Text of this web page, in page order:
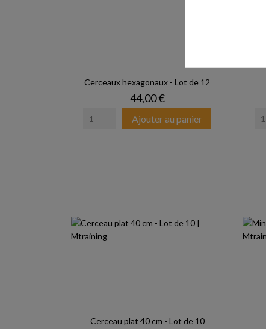
Cerceaux hexagonaux - Lot de 12
Prix
44,00 €
Ajouter au panier
Cerceau plat 40 cm - Lot de 10